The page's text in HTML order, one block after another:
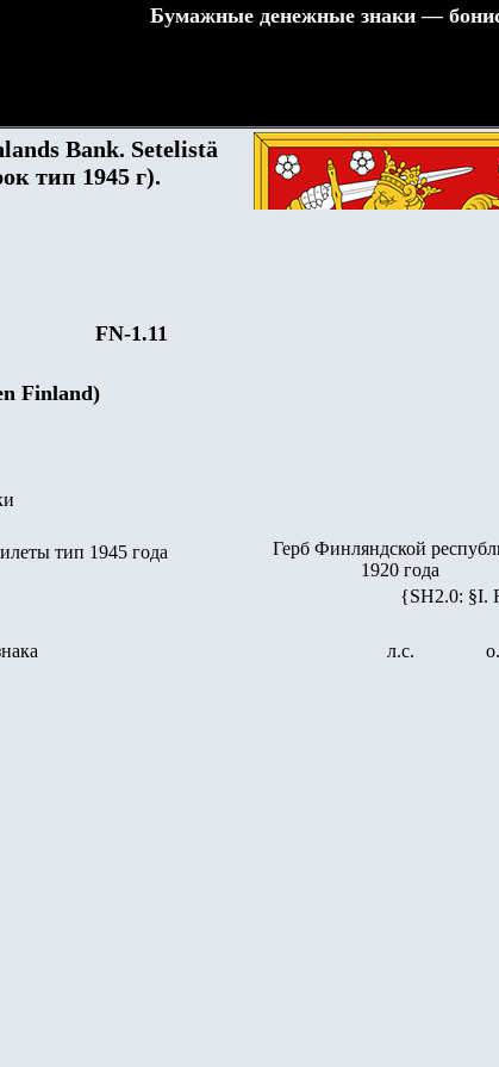
Бумажные денежные знаки —
Bank. Setelistä
тип 1945 г).
FN-1.11
Finland)
тип 1945 года
Герб Финляндской
1920 года
{SH2.0: §I.
л.с.